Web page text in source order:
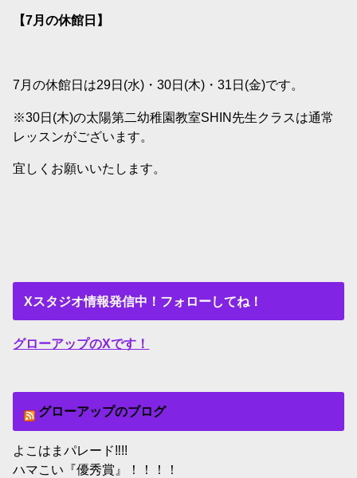
【7月の休館日】
7月の休館日は29日(水)・30日(木)・31日(金)です。
※30日(木)の太陽第二幼稚園教室SHIN先生クラスは通常
レッスンがございます。
宜しくお願いいたします。
Xスタジオ情報発信中！フォローしてね！
グローアップのXです！
グローアップのブログ
よこはまパレード‼︎!!
ハマこい『優秀賞』！！！！